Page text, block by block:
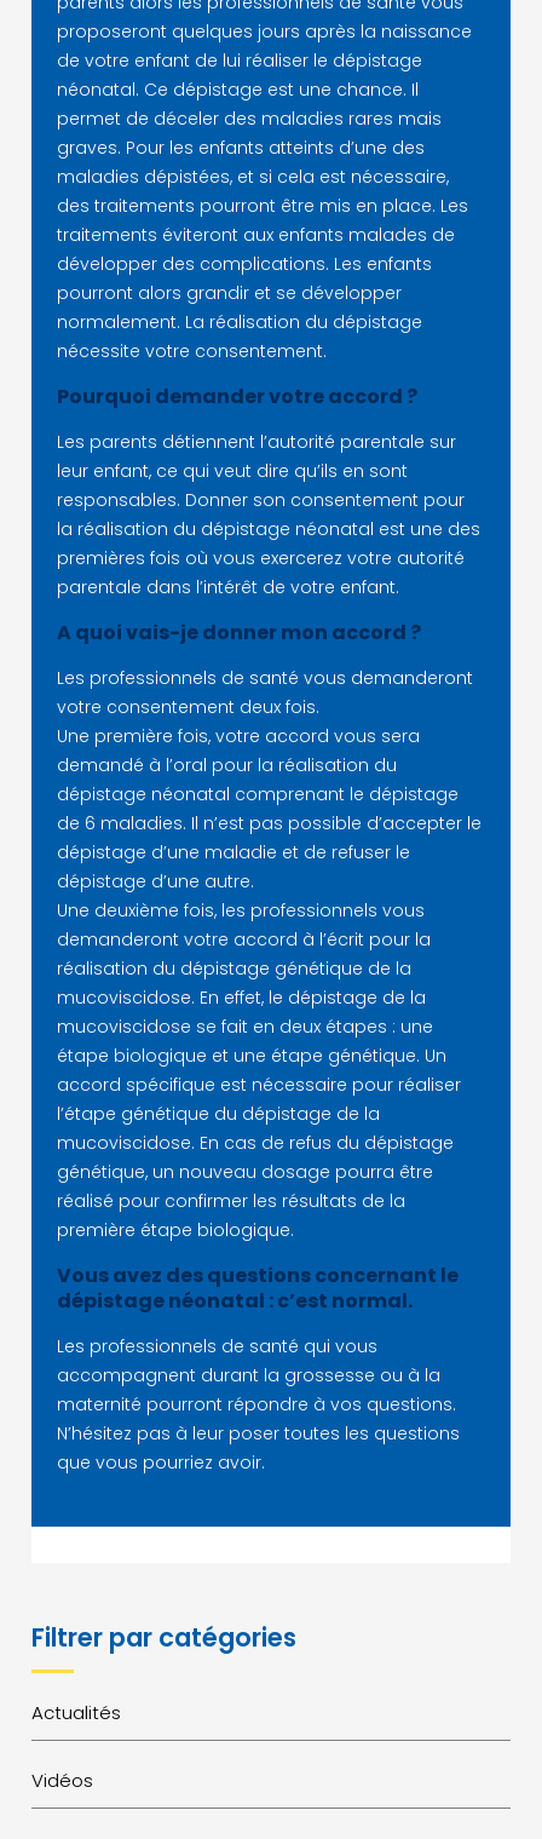
proposeront quelques jours après la naissance
de votre enfant de lui réaliser le dépistage
néonatal. Ce dépistage est une chance. Il
permet de déceler des maladies rares mais
graves. Pour les enfants atteints d’une des
maladies dépistées, et si cela est nécessaire,
des traitements pourront être mis en place. Les
traitements éviteront aux enfants malades de
développer des complications. Les enfants
pourront alors grandir et se développer
normalement. La réalisation du dépistage
nécessite votre consentement.
Pourquoi demander votre accord ?
Les parents détiennent l’autorité parentale sur
leur enfant, ce qui veut dire qu’ils en sont
responsables. Donner son consentement pour
la réalisation du dépistage néonatal est une des
premières fois où vous exercerez votre autorité
parentale dans l’intérêt de votre enfant.
A quoi vais-je donner mon accord ?
Les professionnels de santé vous demanderont
votre consentement deux fois.
Une première fois, votre accord vous sera
demandé à l’oral pour la réalisation du
dépistage néonatal comprenant le dépistage
de 6 maladies. Il n’est pas possible d’accepter le
dépistage d’une maladie et de refuser le
dépistage d’une autre.
Une deuxième fois, les professionnels vous
demanderont votre accord à l’écrit pour la
réalisation du dépistage génétique de la
mucoviscidose. En effet, le dépistage de la
mucoviscidose se fait en deux étapes : une
étape biologique et une étape génétique. Un
accord spécifique est nécessaire pour réaliser
l’étape génétique du dépistage de la
mucoviscidose. En cas de refus du dépistage
génétique, un nouveau dosage pourra être
réalisé pour confirmer les résultats de la
première étape biologique.
Vous avez des questions concernant le
dépistage néonatal : c’est normal.
Les professionnels de santé qui vous
accompagnent durant la grossesse ou à la
maternité pourront répondre à vos questions.
N’hésitez pas à leur poser toutes les questions
que vous pourriez avoir.
Filtrer par catégories
Actualités
Vidéos